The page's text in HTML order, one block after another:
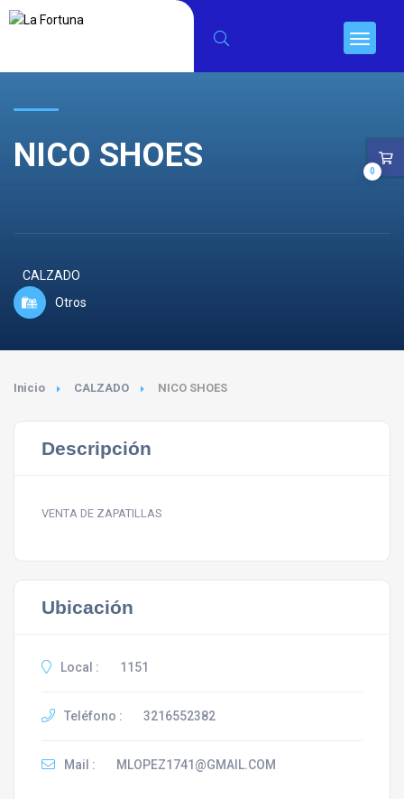
NICO SHOES
CALZADO
Otros
Inicio CALZADO NICO SHOES
Descripción
VENTA DE ZAPATILLAS
Ubicación
Local : 1151
Teléfono : 3216552382
Mail : MLOPEZ1741@GMAIL.COM
0